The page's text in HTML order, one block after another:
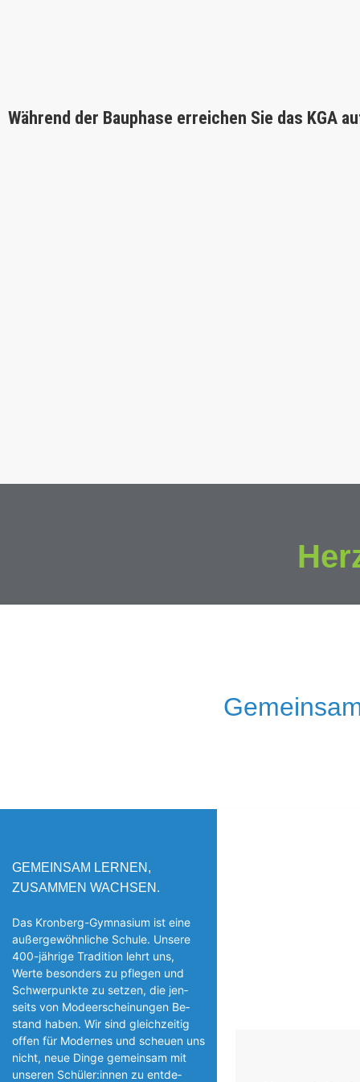
Während der Bauphase erreichen Sie das KGA
GEMEINSAM LERNEN,
ZUSAMMEN WACHSEN.
Das Kronberg-Gymnasium ist eine
außergewöhnliche Schule. Unsere
400-jährige Tradition lehrt uns,
Werte besonders zu pflegen und
Schwerpunkte zu setzen, die jen­
seits von Modeerscheinungen Be­
stand haben. Wir sind gleichzeitig
offen für Modernes und scheuen uns
nicht, neue Dinge gemeinsam mit
unseren Schüler:innen zu entde­